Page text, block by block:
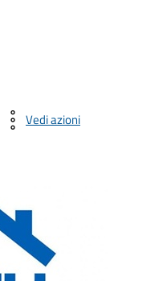
Vedi azioni